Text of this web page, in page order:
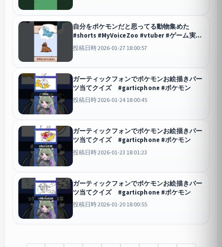
自分をポケモンだと思ってる動物集めた
#shorts #MyVoiceZoo #vtuber #ゲーム実況
#ポケパーク #ポケモン
投稿日時 2026-01-27 18:00:57
ガーティックフォンでポケモンお絵描きパー
ツ当てクイズ #garticphone #ポケモン
投稿日時 2026-01-24 18:00:45
ガーティックフォンでポケモンお絵描きパー
ツ当てクイズ #garticphone #ポケモン
投稿日時 2026-01-23 18:01:23
ガーティックフォンでポケモンお絵描きパー
ツ当てクイズ #garticphone #ポケモン
投稿日時 2026-01-20 18:00:55